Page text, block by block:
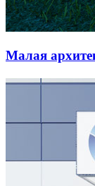
Малая